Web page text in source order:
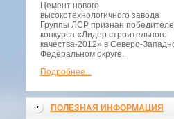
Цемент нового
высокотехнологичного завода
Группы ЛСР признан
конкурса «Лидер строительного
качества-2012» в Северо-
Федеральном округе.
Подробнее...
ПОЛЕЗНАЯ ИНФОРМАЦИЯ